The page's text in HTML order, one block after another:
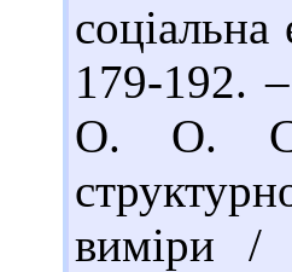
179-192.
О. О.
виміри